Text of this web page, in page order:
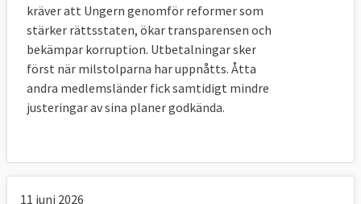
kräver att Ungern genomför reformer som
stärker rättsstaten, ökar transparensen och
bekämpar korruption. Utbetalningar sker
först när milstolparna har uppnåtts. Åtta
andra medlemsländer fick samtidigt mindre
justeringar av sina planer godkända.
11 juni 2026